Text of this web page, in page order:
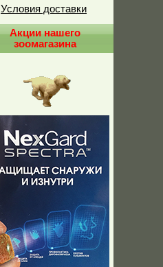
Условия доставки
Акции нашего
зоомагазина